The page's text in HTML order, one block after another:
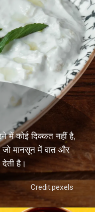
में कोई दिक्कत नहीं है,
जो मानसून में वात और
देती है।
Credit:pexels